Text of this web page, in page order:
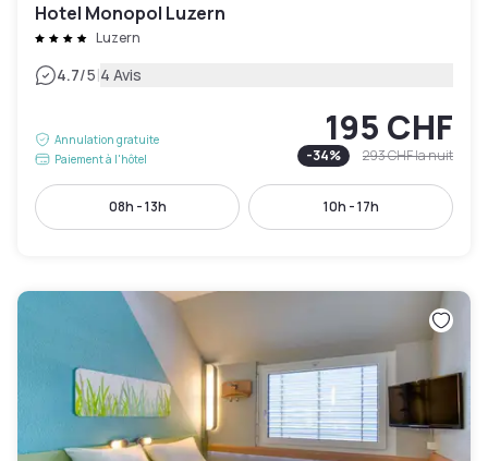
Hotel Monopol Luzern
Luzern
4.7/5|4 Avis
Annulation gratuite
Paiement à l'hôtel
195 CHF
-34% 293 CHFla nuit
08h - 13h 10h - 17h